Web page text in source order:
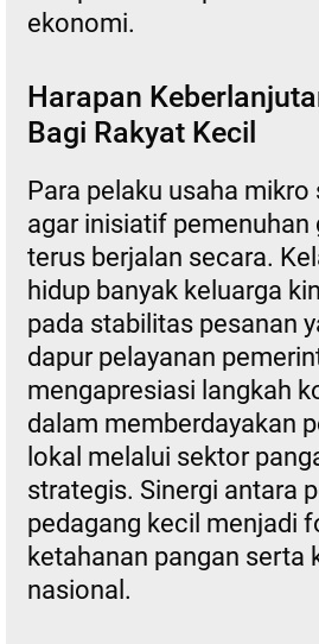
ekonomi.
Harapan
Bagi Rakyat Kecil
Para pelaku usaha mikro
agar inisiatif pemenuhan
terus berjalan secara.
hidup banyak keluarga
pada stabilitas pesanan
dapur pelayanan
mengapresiasi langkah
dalam memberdayakan
lokal melalui sektor
strategis. Sinergi antara
pedagang kecil menjadi
ketahanan pangan serta
nasional.